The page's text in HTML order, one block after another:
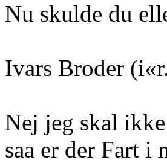
Nu skulde du
Ivars Broder
Nej jeg skal
saa er der Fart